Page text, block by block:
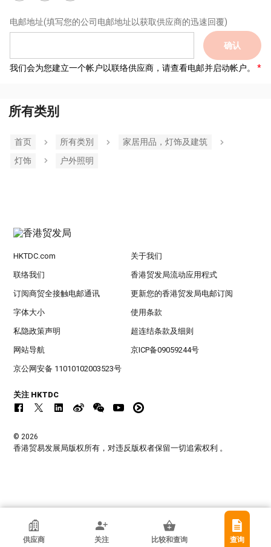
电邮地址(填写您的公司电邮地址以获取供应商的迅速回覆)
确认
我们会为您建立一个帐户以联络供应商，请查看电邮并启动帐户。
所有类别
首页 所有类別
家居用品，灯饰及建筑
灯饰
户外照明
香港贸发局参展商
供应商 关注 比较和查询 查询
HKTDC.com 关于我们
联络我们 香港贸发局流动应用程式
订阅商贸全接触电邮通讯 更新您的香港贸发局电邮订阅
字体大小 使用条款
私隐政策声明 超连结条款及细则
网站导航 京ICP备09059244号
京公网安备 11010102003523号
关注 HKTDC
© 2026
香港贸易发展局版权所有，对违反版权者保留一切追索权利 。